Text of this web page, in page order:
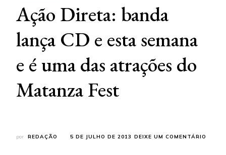
Ação Direta: banda
lança CD e esta semana
e é uma das atrações do
Matanza Fest
por REDAÇÃO 5 DE JULHO DE 2013 DEIXE UM COMENTÁRIO